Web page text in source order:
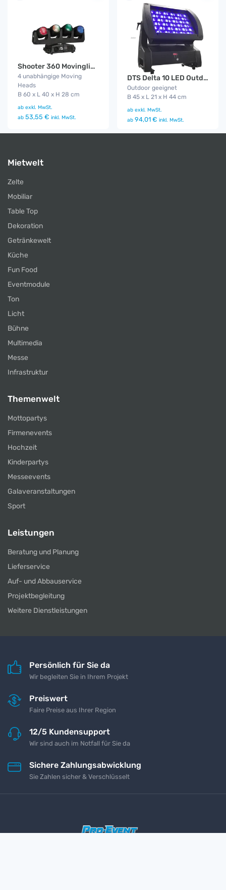
Shooter 360 Movinglight
4 unabhängige Moving
Heads
B 60 x L 40 x H 28 cm
ab exkl. MwSt.
ab 53,55 € inkl. MwSt.
DTS Delta 10 LED Outdoor Funk
Outdoor geeignet
B 45 x L 21 x H 44 cm
ab exkl. MwSt.
ab 94,01 € inkl. MwSt.
Mietwelt
Zelte
Mobiliar
Table Top
Dekoration
Getränkewelt
Küche
Fun Food
Eventmodule
Ton
Licht
Bühne
Multimedia
Messe
Infrastruktur
Themenwelt
Mottopartys
Firmenevents
Hochzeit
Kinderpartys
Messeevents
Galaveranstaltungen
Sport
Leistungen
Beratung und Planung
Lieferservice
Auf- und Abbauservice
Projektbegleitung
Weitere Dienstleistungen
Persönlich für Sie da
Wir begleiten Sie in Ihrem Projekt
Preiswert
Faire Preise aus Ihrer Region
12/5 Kundensupport
Wir sind auch im Notfall für Sie da
Sichere Zahlungsabwicklung
Sie Zahlen sicher & Verschlüsselt